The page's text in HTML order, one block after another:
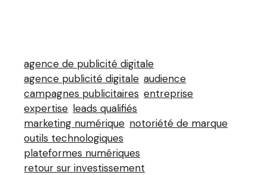
agence de publicité digitale
agence publicité digitale audience
campagnes publicitaires entreprise
expertise leads qualifiés
marketing numérique notoriété de marque
outils technologiques
plateformes numériques
retour sur investissement